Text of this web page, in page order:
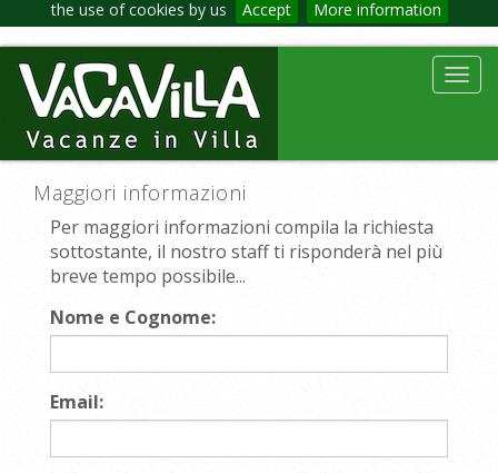
the use of cookies by us Accept More information
Maggiori informazioni
Per maggiori informazioni compila la richiesta
sottostante, il nostro staff ti risponderà nel più
breve tempo possibile...
Nome e Cognome:
Email: